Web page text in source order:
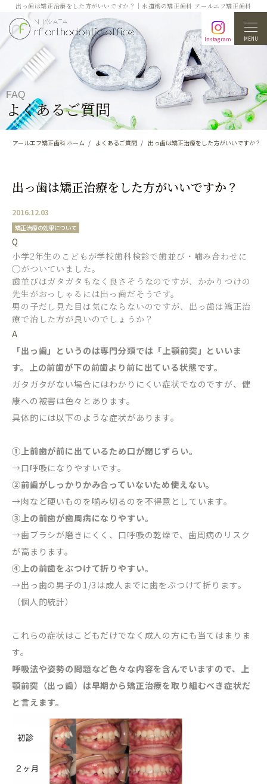
出っ歯は矯正治療をした方がいいですか？｜水道橋の矯正歯科 アールエフ矯正歯科
Instagram MENU
FAQ
よくあるご質問
アールエフ矯正歯科 ホーム よくあるご質問 出っ歯は矯正治療をした方がいいですか？
出っ歯は矯正治療をした方がいいですか？
2016.12.03
矯正治療の効果について
Q
小学2年生のこどもが学校歯科検診で歯並び・噛み合わせに
◯がついていました。
歯並びはガタガタもなく良さそうなのですが、かかりつけの
先生がおっしゃるには出っ歯だそうです。
男の子だし見た目は気にならないのですが、出っ歯は矯正治
療で治した方が良いのでしょうか？
A
「出っ歯」というのは専門分類では「上顎前突」といいま
す。上の前歯が下の前歯より前に出ている状態です。
ガタガタがない場合にはわかりにくい症状でなのですが、健
康への被害は色々とあります。
具体的には以下のような症状があります。
①上前歯が前に出ているため口が閉じずらい。
→口呼吸になりやすいです。
②前歯がしっかりかみ合っていないため使えない。
→肉など硬いものを噛み切るのを不得意としています。
③上の前歯が歯周病になりやすい。
→歯ブラシが磨きにくく、口呼吸の乾燥で、歯周病のリスク
が高まります。
④上の前歯をぶつけて折りやすい。
→出っ歯の男子の1/3は成人までに歯をぶつけて折ります。
（個人的統計）
これらの症状はこどもだけでなく成人の方にも当てはまりま
す。
呼吸法や姿勢の問題など色々な内容を含んでいますので、上
顎前突（出っ歯）は早期から矯正治療を取り組むべき症状だ
と言えます。